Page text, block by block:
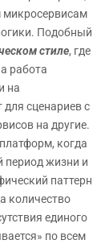
микросервисам
Подобный
стиле, где
работа
на
сценариев с
на другие.
когда
период жизни и
паттерн
количество
единого
по всем